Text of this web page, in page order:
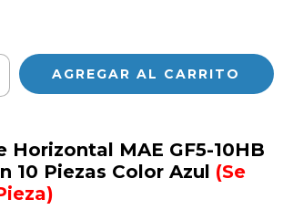
Horizontal MAE GF5-10HB
10 Piezas Color Azul (Se